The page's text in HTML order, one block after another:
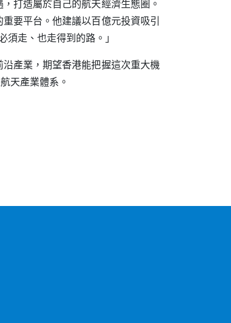
打造屬於自己的航天經濟生態圈。
要平台。他建議以百億元投資吸引
走、也走得到的路。」
產業，期望香港能把握這次重大機
天產業體系。